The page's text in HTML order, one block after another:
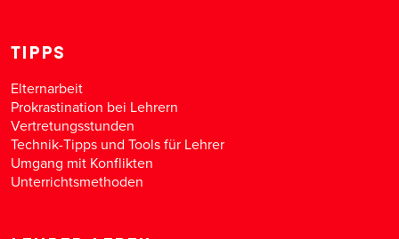
TIPPS
Elternarbeit
Prokrastination bei Lehrern
Vertretungsstunden
Technik-Tipps und Tools für Lehrer
Umgang mit Konflikten
Unterrichtsmethoden